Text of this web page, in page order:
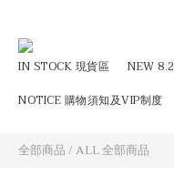
IN STOCK 現貨區 NEW 8.2
NOTICE 購物須知及VIP制度
全部商品/ALL 全部商品